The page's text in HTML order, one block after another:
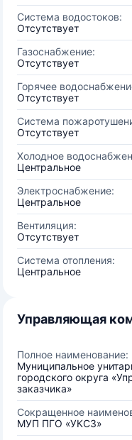
Система водостоков:
Отсутствует
Газоснабжение:
Отсутствует
Горячее
Отсутствует
Система
Отсутствует
Холодное
Центральное
Электроснабжение:
Центральное
Вентиляция:
Отсутствует
Система отопления:
Центральное
Управляющая
Полное наименование:
Муниципальное
городского округа
заказчика»
Сокращенное
МУП ПГО «УКСЗ»